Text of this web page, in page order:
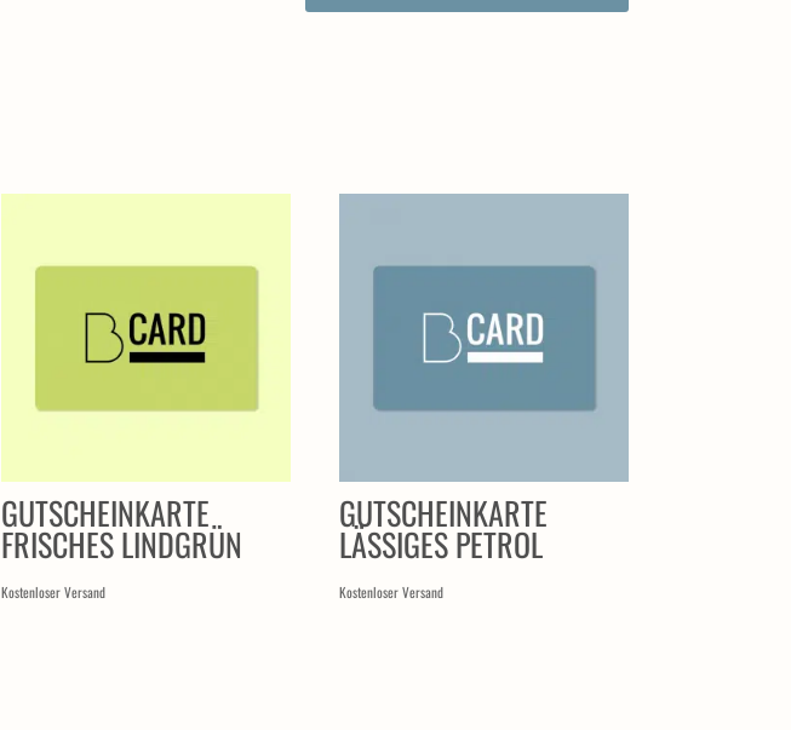
GUTSCHEINKARTE
FRISCHES LINDGRÜN
Kostenloser Versand
GUTSCHEINKARTE
LÄSSIGES PETROL
Kostenloser Versand